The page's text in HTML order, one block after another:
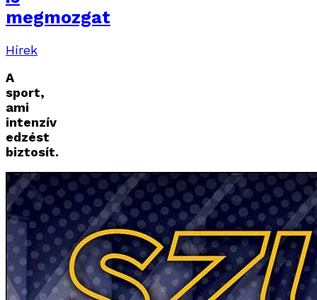
megmozgat
Hírek
A
sport,
ami
intenzív
edzést
biztosít.